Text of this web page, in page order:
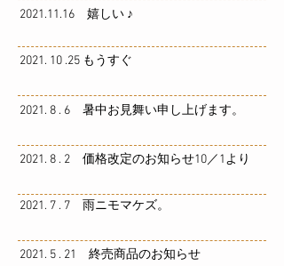
2021.11.16 嬉しい ♪
2021. 10 .25 もうすぐ
2021. 8 . 6 暑中お見舞い申し上げます。
2021. 8 . 2 価格改定のお知らせ10／1より
2021. 7 . 7 雨ニモマケズ。
2021. 5 . 21 終売商品のお知らせ